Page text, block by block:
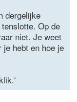
dergelijke
Op de
niet. Je weet
hebt en hoe je